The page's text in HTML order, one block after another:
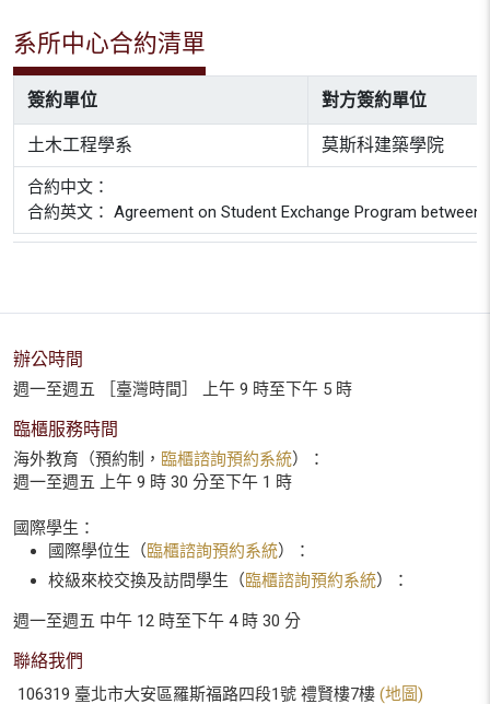
系所中心合約清單
簽約單位 對方簽約單位
土木工程學系 莫斯科建築學院
合約中文：
合約英文： Agreement on Student Exchange Program
辦公時間
週一至週五 ［臺灣時間］ 上午 9 時至下午 5 時
臨櫃服務時間
海外教育（預約制， 臨櫃諮詢預約系統）：
週一至週五 上午 9 時 30 分至下午 1 時
國際學生：
國際學位生（臨櫃諮詢預約系統）：
校級來校交換及訪問學生（臨櫃諮詢預約系統）：
週一至週五 中午 12 時至下午 4 時 30 分
聯絡我們
106319 臺北市大安區羅斯福路四段1號 禮賢樓7樓 (地圖)